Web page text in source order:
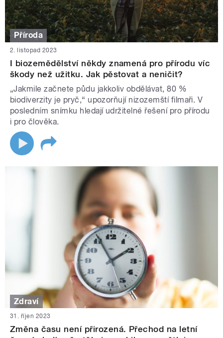
Příroda
2. listopad 2023
I biozemědělství někdy znamená pro přírodu víc
škody než užitku. Jak pěstovat a neničit?
„Jakmile začnete půdu jakkoliv obdělávat, 80 %
biodiverzity je pryč,“ upozorňují nizozemští filmaři. V
posledním snímku hledají udržitelné řešení pro přírodu
i pro člověka.
Zdraví
31. říjen 2023
Změna času není přirozená. Přechod na letní